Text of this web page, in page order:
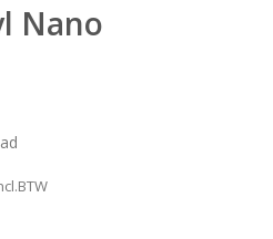
Nano